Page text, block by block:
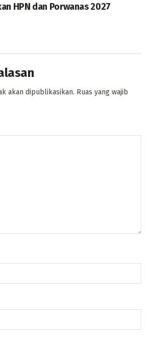
HPN dan Porwanas 2027
akan dipublikasikan. Ruas yang wajib